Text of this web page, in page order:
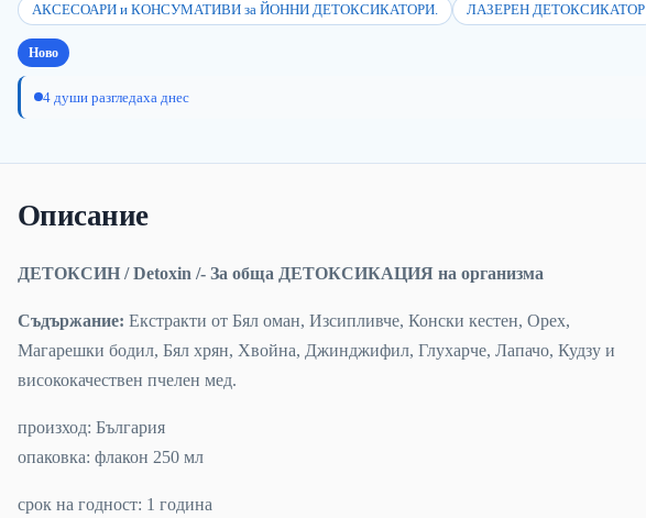
АКСЕСОАРИ и КОНСУМАТИВИ за ЙОННИ ДЕТОКСИКАТОРИ.
ЛАЗЕРЕН ДЕТОКСИКАТОР
Ново
4 души разгледаха днес
Описание
ДЕТОКСИН / Detoxin /- За обща ДЕТОКСИКАЦИЯ на организма
Съдържание: Екстракти от Бял оман, Изсипливче, Конски кестен, Орех,
Магарешки бодил, Бял хрян, Хвойна, Джинджифил, Глухарче, Лапачо, Кудзу и
висококачествен пчелен мед.
произход: България
опаковка: флакон 250 мл
срок на годност: 1 година